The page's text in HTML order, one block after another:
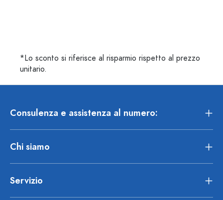
*Lo sconto si riferisce al risparmio rispetto al prezzo
unitario.
Consulenza e assistenza al numero:
Chi siamo
Servizio